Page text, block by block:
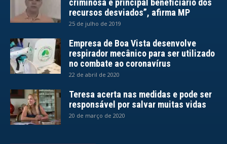
criminosa e principal beneficiário dos
recursos desviados”, afirma MP
25 de julho de 2019
Empresa de Boa Vista desenvolve
respirador mecânico para ser utilizado
no combate ao coronavírus
22 de abril de 2020
Teresa acerta nas medidas e pode ser
responsável por salvar muitas vidas
20 de março de 2020